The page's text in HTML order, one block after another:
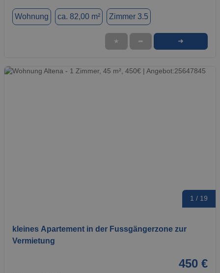
Wohnung ca. 82,00 m² Zimmer 3.5
★ ➦ ➜
1 / 19
kleines Apartement in der Fussgängerzone zur
Vermietung
450 €